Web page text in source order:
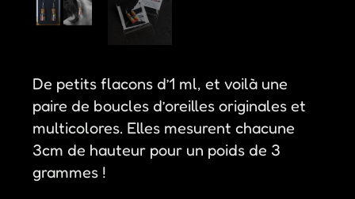
De petits flacons d’1 ml, et voilà une
paire de boucles d’oreilles originales et
multicolores. Elles mesurent chacune
3cm de hauteur pour un poids de 3
grammes !